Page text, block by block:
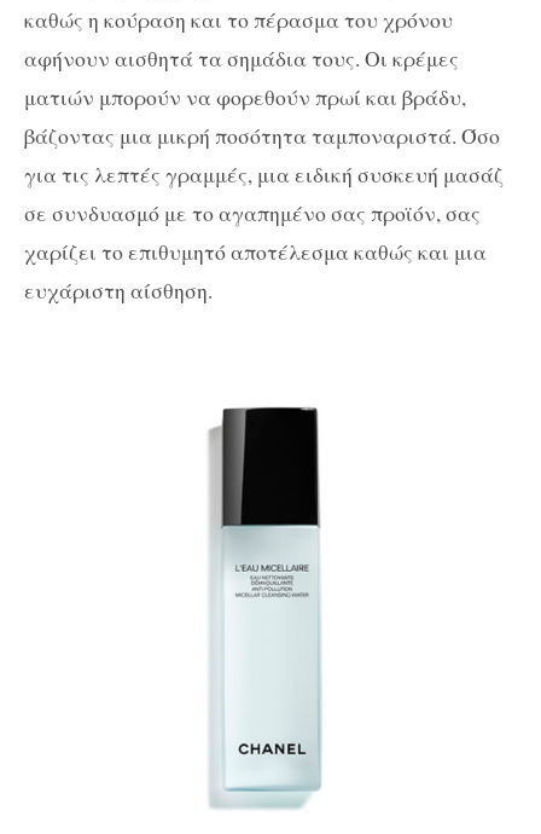
καθώς η κούραση και το πέρασμα του χρόνου
αφήνουν αισθητά τα σημάδια τους. Οι κρέμες
ματιών μπορούν να φορεθούν πρωί και βράδυ,
βάζοντας μια μικρή ποσότητα ταμποναριστά. Όσο
για τις λεπτές γραμμές, μια ειδική συσκευή μασάζ
σε συνδυασμό με το αγαπημένο σας προϊόν, σας
χαρίζει το επιθυμητό αποτέλεσμα καθώς και μια
ευχάριστη αίσθηση.